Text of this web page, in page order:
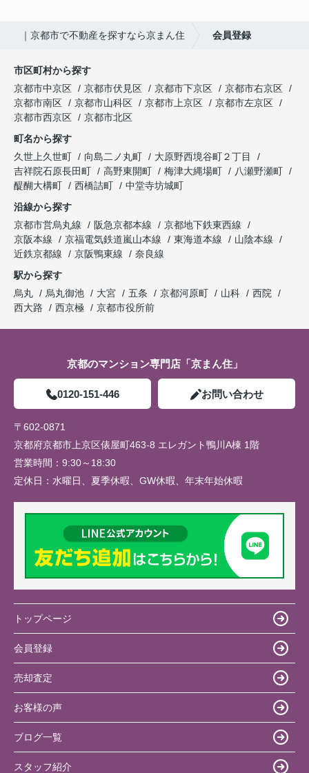
｜京都市で不動産を探すなら京まん住 会員登録
市区町村から探す
京都市中京区
京都市伏見区 京都市下京区
京都市右京区
京都市南区
京都市山科区 京都市上京区
京都市左京区
京都市西京区
京都市北区
町名から探す
久世上久世町
向島二ノ丸町
大原野西境谷町２丁目
吉祥院石原長田町
高野東開町 梅津大縄場町
八瀬野瀬町
醍醐大構町
西橋詰町
中堂寺坊城町
沿線から探す
京都市営烏丸線
阪急京都本線
京都地下鉄東西線
京阪本線
京福電気鉄道嵐山本線 東海道本線
山陰本線
近鉄京都線
京阪鴨東線
奈良線
駅から探す
烏丸
烏丸御池 大宮 五条 京都河原町 山科
西院
西大路
西京極 京都市役所前
京都のマンション専門店「京まん住」
0120-151-446 お問い合わせ
〒602-0871
京都府京都市上京区俵屋町463-8 エレガント鴨川A棟 1階
営業時間： 9:30～18:30
定休日： 水曜日、夏季休暇、GW休暇、年末年始休暇
トップページ
会員登録
売却査定
お客様の声
ブログ一覧
スタッフ紹介